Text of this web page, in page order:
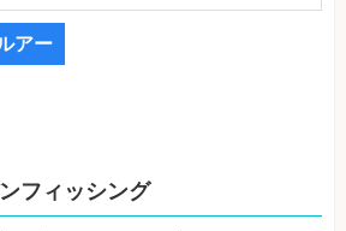
アー
フィッシング